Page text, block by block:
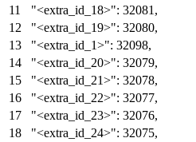
"<extra_id_18>": 32081 ,
"<extra_id_19>": 32080,
"<extra_id_1>": 32098,
"<extra_id_20>": 32079,
"<extra_id_21>": 32078,
"<extra_id_22>": 32077,
"<extra_id_23>": 32076,
"<extra_id_24>": 32075,